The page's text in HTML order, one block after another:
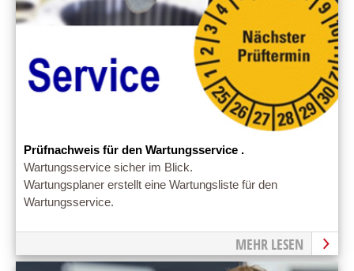
Prüfnachweis für den Wartungsservice .
Wartungsservice sicher im Blick.
Wartungsplaner erstellt eine Wartungsliste für den
Wartungsservice.
MEHR LESEN